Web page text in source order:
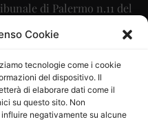
Cookie
tecnologie come i cookie
del dispositivo. Il
di elaborare dati come il
su questo sito. Non
negativamente su alcune
di Palermo n.11 del
Scaglione
Maria Calabrese